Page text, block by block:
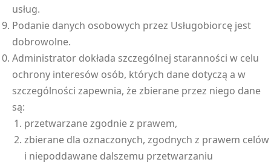
usług.
Podanie danych osobowych przez Usługobiorcę jest
dobrowolne.
Administrator dokłada szczególnej staranności w celu
ochrony interesów osób, których dane dotyczą a w
szczególności zapewnia, że zbierane przez niego dane
są:
przetwarzane zgodnie z prawem,
zbierane dla oznaczonych, zgodnych z prawem celów
i niepoddawane dalszemu przetwarzaniu